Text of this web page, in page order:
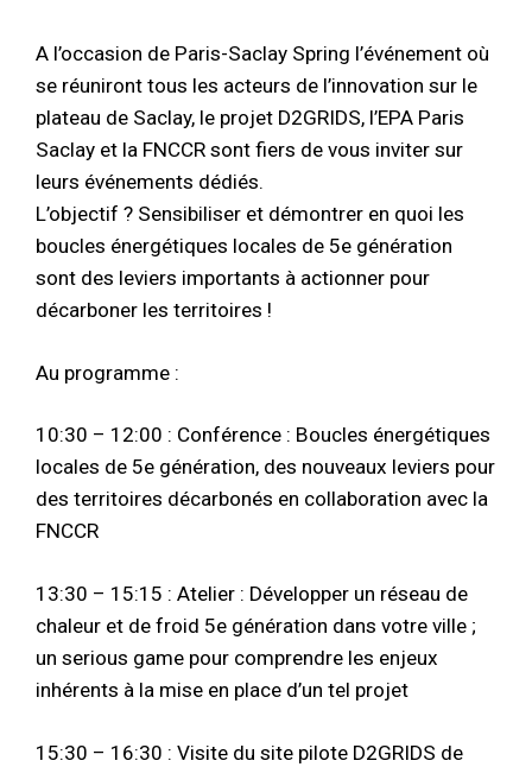
A l’occasion de Paris-Saclay Spring l’événement où
se réuniront tous les acteurs de l’innovation sur le
plateau de Saclay, le projet D2GRIDS, l’EPA Paris
Saclay et la FNCCR sont fiers de vous inviter sur
leurs événements dédiés.
L’objectif ? Sensibiliser et démontrer en quoi les
boucles énergétiques locales de 5e génération
sont des leviers importants à actionner pour
décarboner les territoires !
Au programme :
10:30 – 12:00 : Conférence : Boucles énergétiques
locales de 5e génération, des nouveaux leviers pour
des territoires décarbonés en collaboration avec la
FNCCR
13:30 – 15:15 : Atelier : Développer un réseau de
chaleur et de froid 5e génération dans votre ville ;
un serious game pour comprendre les enjeux
inhérents à la mise en place d’un tel projet
15:30 – 16:30 : Visite du site pilote D2GRIDS de